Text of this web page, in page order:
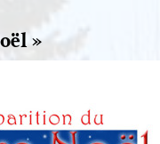
»